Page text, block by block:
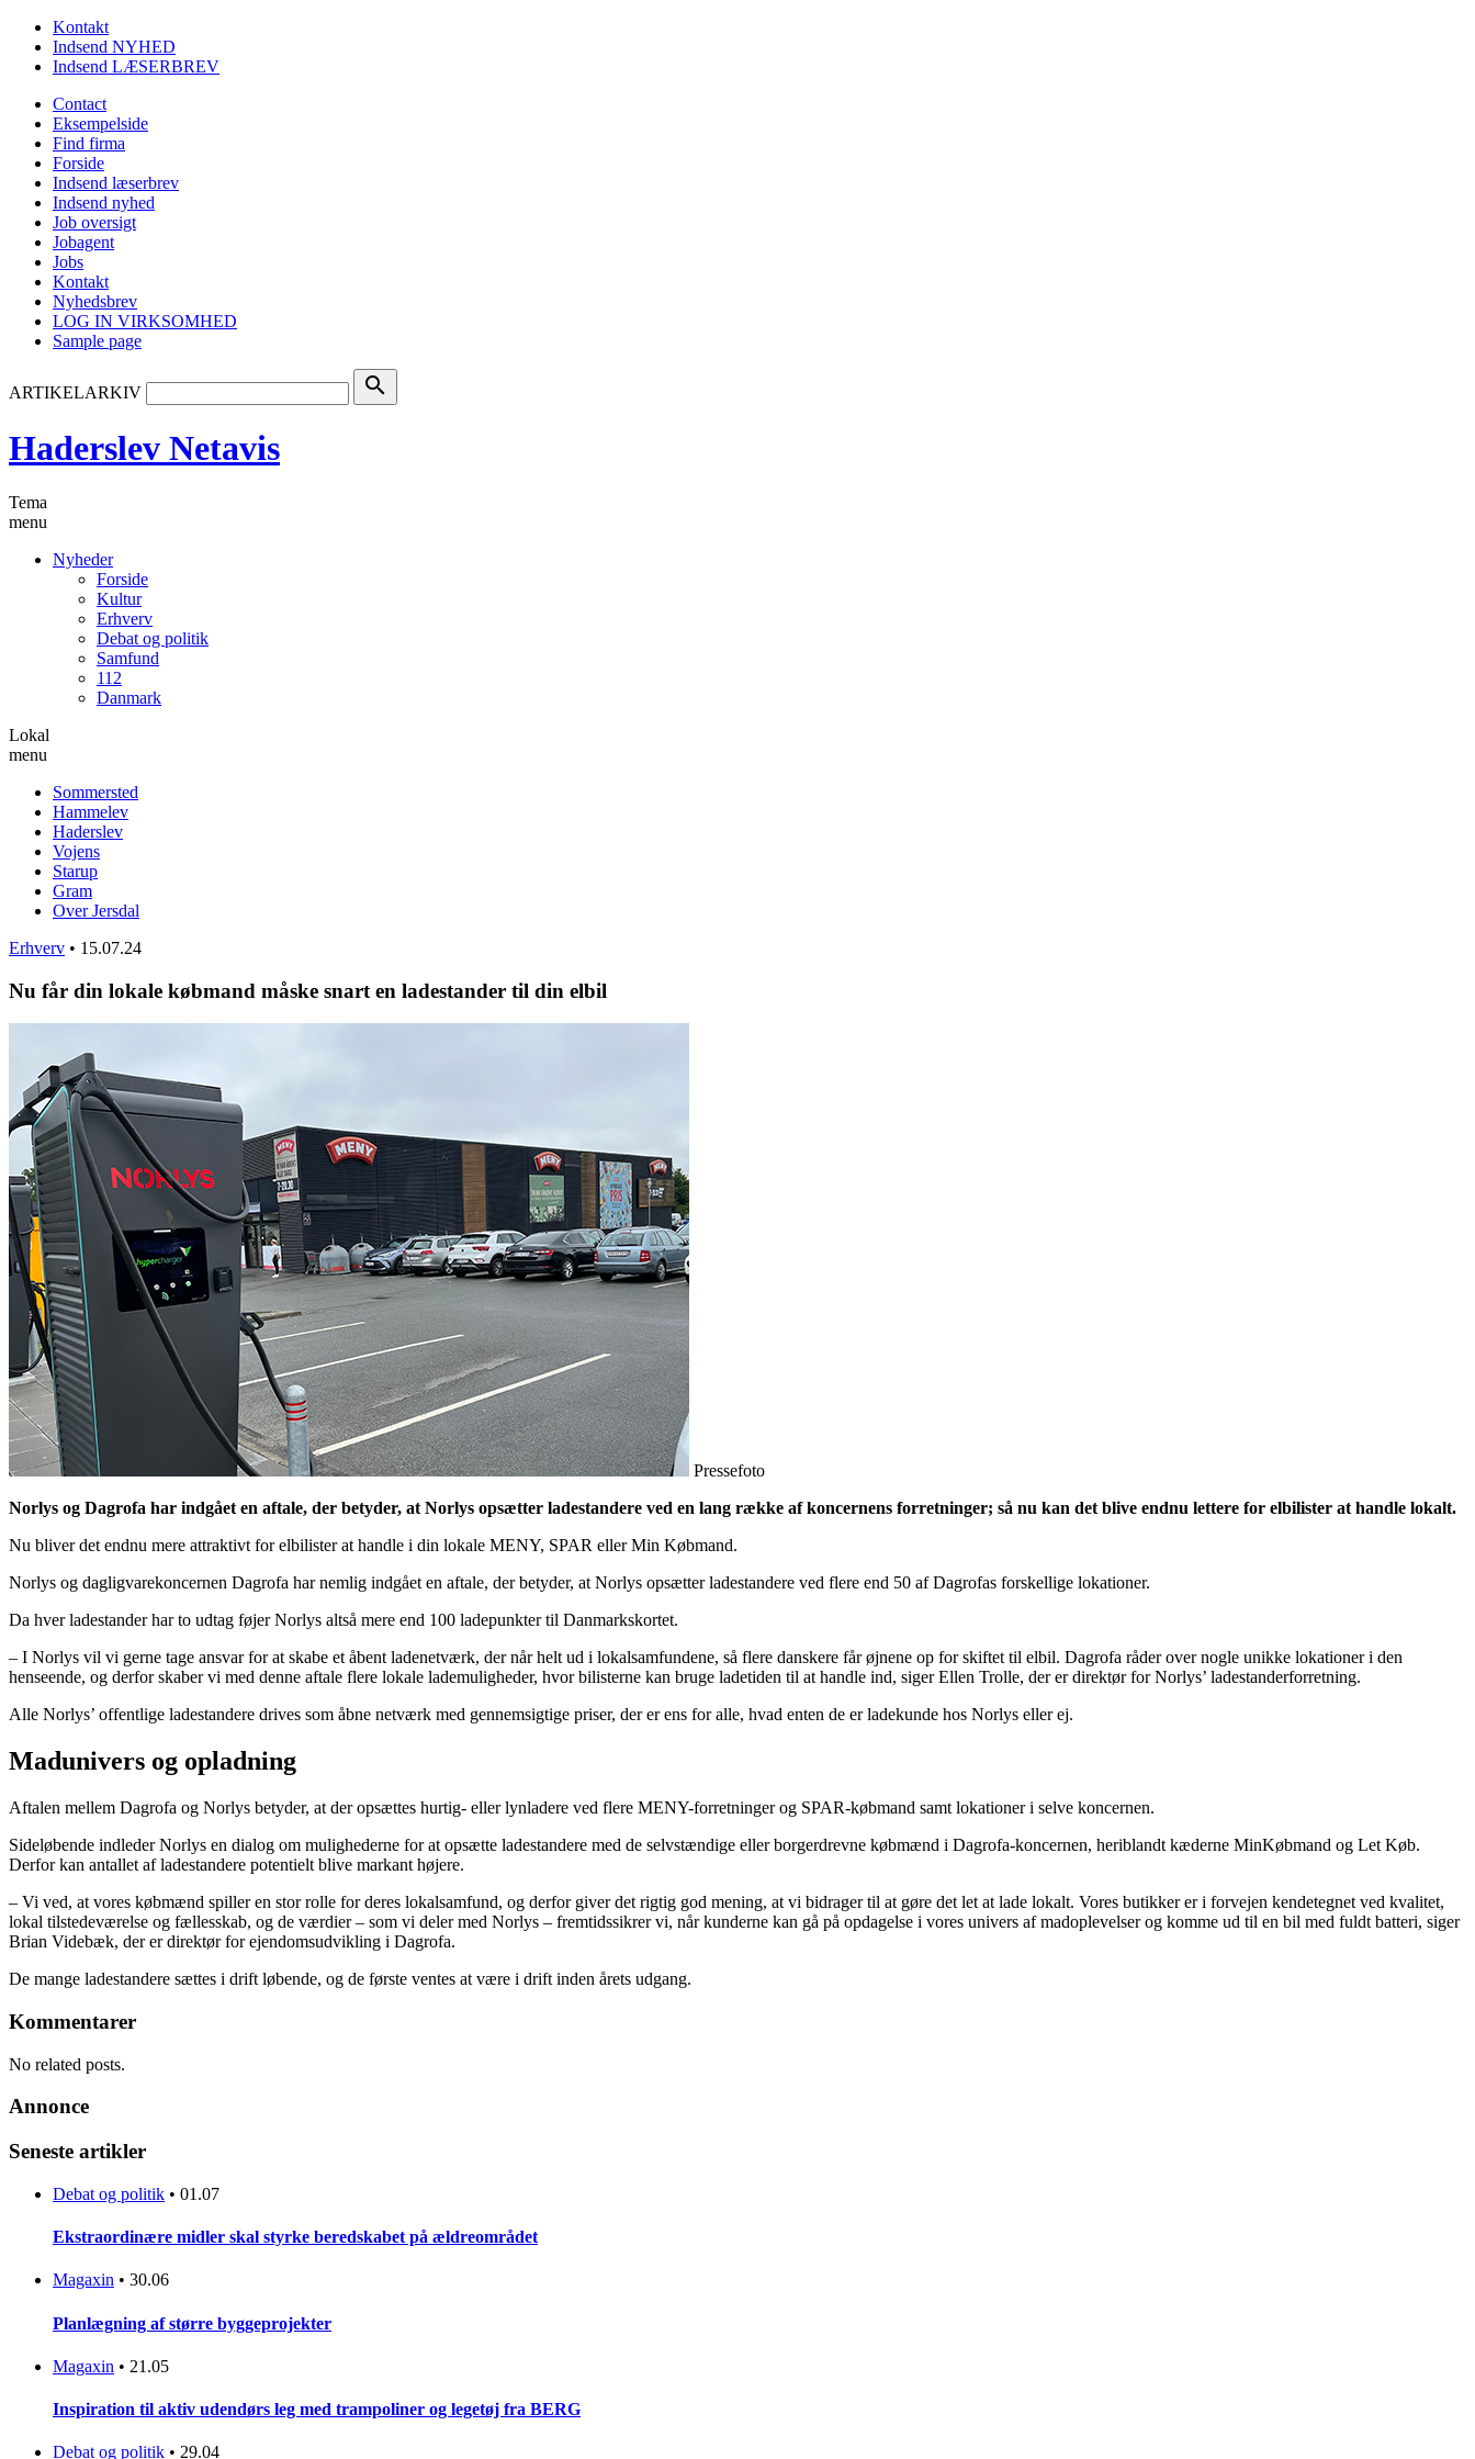
Kontakt
Indsend NYHED
Indsend LÆSERBREV
Contact
Eksempelside
Find firma
Forside
Indsend læserbrev
Indsend nyhed
Job oversigt
Jobagent
Jobs
Kontakt
Nyhedsbrev
LOG IN VIRKSOMHED
Sample page
ARTIKELARKIV search
Haderslev Netavis
Tema
menu
Nyheder
Forside
Kultur
Erhverv
Debat og politik
Samfund
112
Danmark
Lokal
menu
Sommersted
Hammelev
Haderslev
Vojens
Starup
Gram
Over Jersdal
Erhverv • 15.07.24
Nu får din lokale købmand måske snart en ladestander til din elbil
Pressefoto
Norlys og Dagrofa har indgået en aftale, der betyder, at Norlys opsætter ladestandere ved en lang række af koncernens forretninger; så nu kan det blive endnu lettere for elbilister at handle lokalt.
Nu bliver det endnu mere attraktivt for elbilister at handle i din lokale MENY, SPAR eller Min Købmand.
Norlys og dagligvarekoncernen Dagrofa har nemlig indgået en aftale, der betyder, at Norlys opsætter ladestandere ved flere end 50 af Dagrofas forskellige lokationer.
Da hver ladestander har to udtag føjer Norlys altså mere end 100 ladepunkter til Danmarkskortet.
– I Norlys vil vi gerne tage ansvar for at skabe et åbent ladenetværk, der når helt ud i lokalsamfundene, så flere danskere får øjnene op for skiftet til elbil. Dagrofa råder over nogle unikke lokationer i den
henseende, og derfor skaber vi med denne aftale flere lokale lademuligheder, hvor bilisterne kan bruge ladetiden til at handle ind, siger Ellen Trolle, der er direktør for Norlys’ ladestanderforretning.
Alle Norlys’ offentlige ladestandere drives som åbne netværk med gennemsigtige priser, der er ens for alle, hvad enten de er ladekunde hos Norlys eller ej.
Madunivers og opladning
Aftalen mellem Dagrofa og Norlys betyder, at der opsættes hurtig- eller lynladere ved flere MENY-forretninger og SPAR-købmand samt lokationer i selve koncernen.
Sideløbende indleder Norlys en dialog om mulighederne for at opsætte ladestandere med de selvstændige eller borgerdrevne købmænd i Dagrofa-koncernen, heriblandt kæderne MinKøbmand og Let Køb.
Derfor kan antallet af ladestandere potentielt blive markant højere.
– Vi ved, at vores købmænd spiller en stor rolle for deres lokalsamfund, og derfor giver det rigtig god mening, at vi bidrager til at gøre det let at lade lokalt. Vores butikker er i forvejen kendetegnet ved kvalitet,
lokal tilstedeværelse og fællesskab, og de værdier – som vi deler med Norlys – fremtidssikrer vi, når kunderne kan gå på opdagelse i vores univers af madoplevelser og komme ud til en bil med fuldt batteri, siger
Brian Videbæk, der er direktør for ejendomsudvikling i Dagrofa.
De mange ladestandere sættes i drift løbende, og de første ventes at være i drift inden årets udgang.
Kommentarer
No related posts.
Annonce
Seneste artikler
Debat og politik • 01.07
Ekstraordinære midler skal styrke beredskabet på ældreområdet
Magaxin • 30.06
Planlægning af større byggeprojekter
Magaxin • 21.05
Inspiration til aktiv udendørs leg med trampoliner og legetøj fra BERG
Debat og politik • 29.04